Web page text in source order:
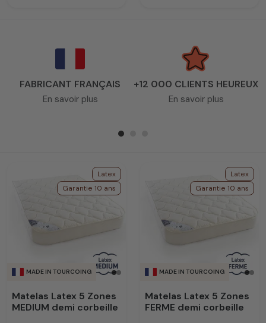
FABRICANT FRANÇAIS
En savoir plus
+12 000 CLIENTS HEUREUX
En savoir plus
MADE IN TOURCOING
Latex
Garantie 10 ans
Matelas Latex 5 Zones
MEDIUM demi corbeille
MADE IN TOURCOING
Latex
Garantie 10 ans
Matelas Latex 5 Zones
FERME demi corbeille